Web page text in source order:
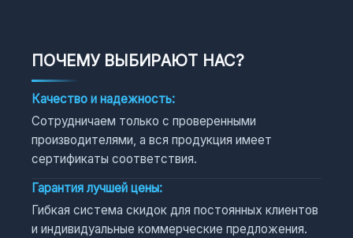
ПОЧЕМУ ВЫБИРАЮТ НАС?
Качество и надежность:
Сотрудничаем только с проверенными
производителями, а вся продукция имеет
сертификаты соответствия.
Гарантия лучшей цены:
Гибкая система скидок для постоянных клиентов
и индивидуальные коммерческие предложения.